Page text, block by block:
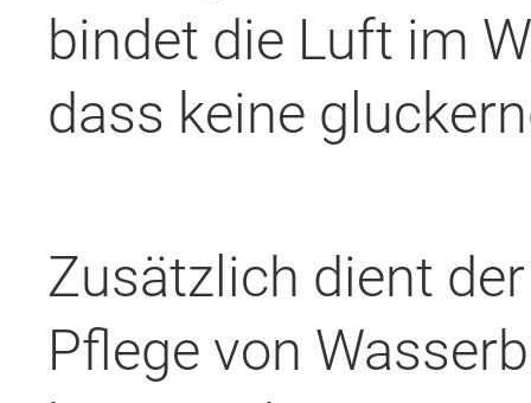
bindet die Luft im
dass keine
Zusätzlich dient
Pflege von